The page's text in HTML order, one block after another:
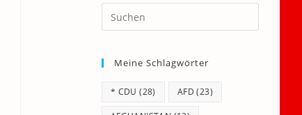
Escape
Meine Schlagwörter
* CDU (28) AFD (23)